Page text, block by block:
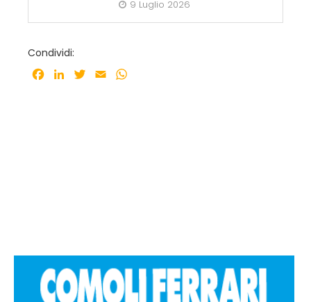
9 Luglio 2026
Condividi:
Facebook
LinkedInTwitter
Email